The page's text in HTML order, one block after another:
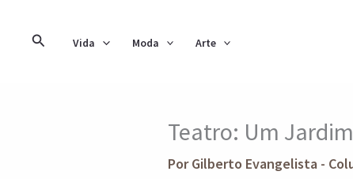
Pesquisar
Vida Moda Arte
Teatro: Um
PorGilberto Evangelista -